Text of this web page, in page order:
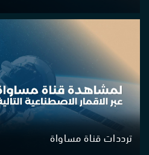
ترددات قناة مساواة